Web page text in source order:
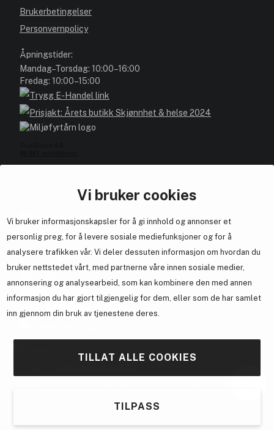
Vi bruker cookies
Vi bruker informasjonskapsler for å gi innhold og annonser et
personlig preg, for å levere sosiale mediefunksjoner og for å
analysere trafikken vår. Vi deler dessuten informasjon om hvordan du
bruker nettstedet vårt, med partnerne våre innen sosiale medier,
annonsering og analysearbeid, som kan kombinere den med annen
informasjon du har gjort tilgjengelig for dem, eller som de har samlet
inn gjennom din bruk av tjenestene deres.
TILLAT ALLE COOKIES
TILPASS
Brukerbetingelser
Personvernpolicy
Åpningstider:
Mandag–Torsdag: 10:00–16:00
Fredag: 10:00–15:00
Blivakker.no
Om oss
Bli medlem helt gratis - få poeng og eksklusive rabattkoder.